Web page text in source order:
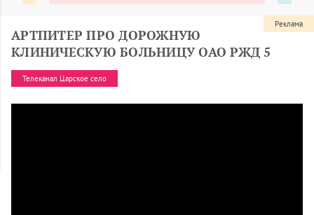
АРТПИТЕР ПРО ДОРОЖНУЮ
КЛИНИЧЕСКУЮ БОЛЬНИЦУ ОАО РЖД 5
Телеканал Царское село
Реклама